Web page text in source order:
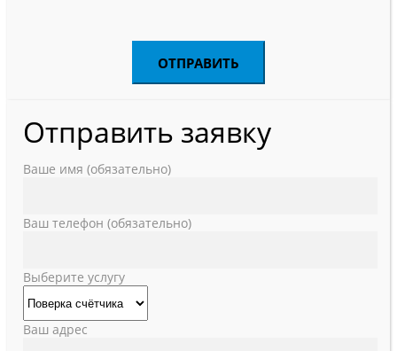
Отправить заявку
Ваше имя (обязательно)
Ваш телефон (обязательно)
Выберите услугу
Ваш адрес